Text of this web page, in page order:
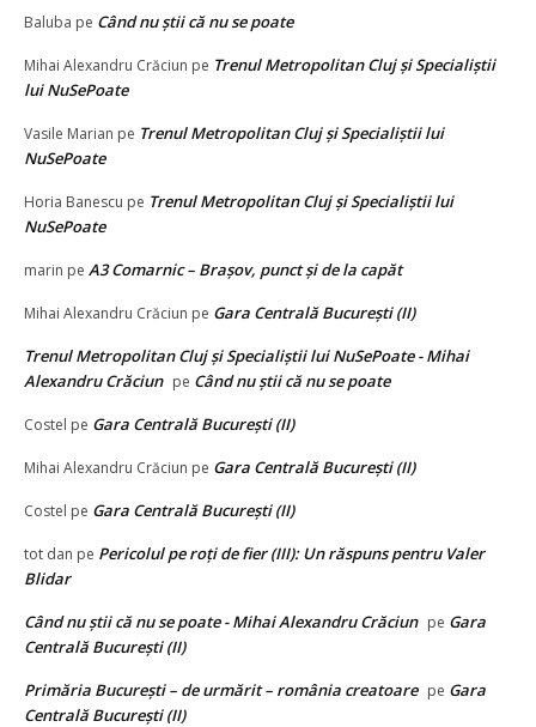
Baluba pe Când nu știi că nu se poate
Mihai Alexandru Crăciun pe Trenul Metropolitan Cluj și Specialiștii
lui NuSePoate
Vasile Marian pe Trenul Metropolitan Cluj și Specialiștii lui
NuSePoate
Horia Banescu pe Trenul Metropolitan Cluj și Specialiștii lui
NuSePoate
marin pe A3 Comarnic – Brașov, punct și de la capăt
Mihai Alexandru Crăciun pe Gara Centrală București (II)
Trenul Metropolitan Cluj și Specialiștii lui NuSePoate - Mihai
Alexandru Crăciun pe Când nu știi că nu se poate
Costel pe Gara Centrală București (II)
Mihai Alexandru Crăciun pe Gara Centrală București (II)
Costel pe Gara Centrală București (II)
tot dan pe Pericolul pe roți de fier (III): Un răspuns pentru Valer
Blidar
Când nu știi că nu se poate - Mihai Alexandru Crăciun pe Gara
Centrală București (II)
Primăria București – de urmărit – românia creatoare pe Gara
Centrală București (II)